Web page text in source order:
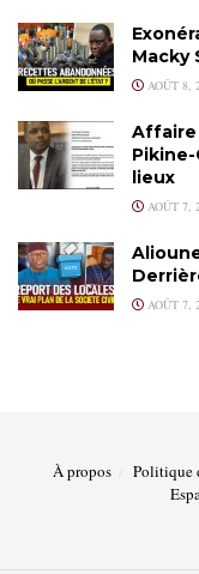
Macky
AOÛT 8,
Affaire
lieux
AOÛT 7,
AOÛT 7,
À propos Politique